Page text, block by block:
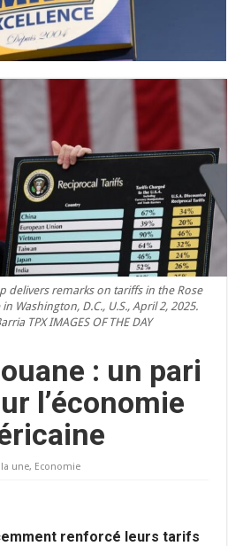
delivers remarks on tariffs in the Rose
Washington, D.C., U.S., April 2, 2025.
TPX IMAGES OF THE DAY
: un pari
l’économie
la une, Economie
renforcé leurs tarifs